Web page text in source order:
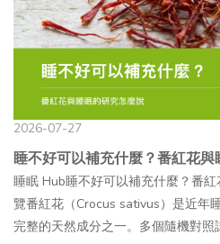
保養習慣，並希望在日常營養補充
分的消費者，可能會對口服 PDRN
律者：工作忙碌、經常熬夜，或生
加留意日常保養與營養補充，也可能
或經常長時間使用 3C 產品的人，可
此開始留意含有 PDRN 概念的相關
的族群：已經養成口服保養習慣，
搭配膠原蛋白或其他美容成分的
的接受度。— 哪些人食用前需要多
療程仍可能出現紅腫、疼痛、瘀青
知醫師過敏史與身體狀況。— 3. 侵
組織體積的填充療程，麗珠蘭較常
常見療程訴求。不過，它仍屬於侵
與適合的施作次數會因個人膚況、
韓流與社群效應韓國診所、KOL 分
平台上的療程分享與前後對照內容，
過，照片可能受到光線、角度、妝
及合法產品資訊為準。 麗珠蘭、外
不同？麗珠蘭、外泌體相關產品與
不同。比較項目一般膠原蛋白膠原蛋
（Da）約 500～5,000 Da，屬於小
解可透過 PepT1 以胜肽形式吸收溶
高，可溶於冷水或熱水加工方式未
解處理保健食品應用常見於傳統粉
膠囊配方— 為什麼現在的保健食品
究顯示，口服膠原蛋白胜肽後，部分
液中，並非全部分解為單一胺基酸
漸成為膠原蛋白保健食品常見的產
之增加。🔬研究說明2016 年發表於
但長期壓縮睡眠時間，會讓這些工
上到底該睡幾個小時？一個睡眠週
6 個週期，但研究發現這個結構因人
與其緊盯一個絕對的時數，觀察白
考。Q3為什麼有時候睡很久，醒來
期在中途被打斷，或整晚的睡眠週期
來夠，如果深睡或 REM 被壓縮，身
折扣。Q4白天沒曬到太陽，真的會
鐘主要依靠光線來對齊日夜週期，
黑激素反而容易延遲或減少。有研究
2026-07-27
睡不好可以補充什麼？番紅花
睡眠 Hub睡不好可以補充什麼？番
覽番紅花（Crocus sativus）是近年
完整的天然成分之一。多個隨機對